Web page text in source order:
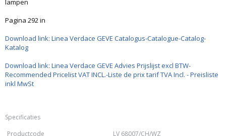
lampen
Pagina 292 in
Download link: Linea Verdace GEVE Catalogus-Catalogue-Catalog-
Katalog
Download link: Linea Verdace GEVE Advies Prijslijst excl BTW-
Recommended Pricelist VAT INCL.-Liste de prix tarif TVA Incl. - Preisliste
inkl MwSt
Specificaties
Productcode
LV 68007/CH/WZ